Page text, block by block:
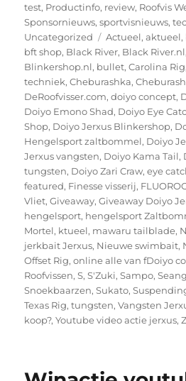
test, Productinfo, review, Roofvis
Sponsornieuws,sportvisnieuws,
Uncategorized
Tags
Actueel,aktueel,
bft shop, Black River, Black River.nl
Blinkershop.nl, bullet,Carolina Rig
techniek,Cheburashka,
DeRoofvisser.com,doiyo concept,
Doiyo Emono Shad, Doiyo Eye
Shop, Doiyo Jerxus Blinkershop,
Hengelsport zaltbommel, Doiyo
Jerxus vangsten, Doiyo Kama Tail,
tungsten, Doiyo Zari Craw,eye
featured, Finesse visserij,
Vliet,Giveaway,Giveaway Doiyo
hengelsport, hengelsport
Mortel, ktueel, mawaru tailblade,
jerkbait Jerxus, Nieuwe swimbait,
Offset Rig,online alle van fDoiyo
Roofvissen,S,S'Zuki,Sampo,
Snoekbaarzen,Sukato,
Texas Rig,tungsten,Vangsten
koop?,Youtube video actie jerxus,